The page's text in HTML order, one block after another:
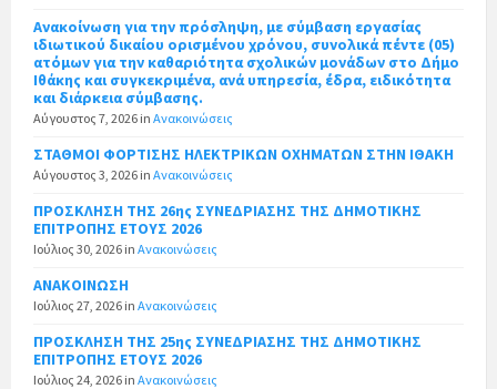
Ανακοίνωση για την πρόσληψη, με σύμβαση εργασίας
ιδιωτικού δικαίου ορισμένου χρόνου, συνολικά πέντε (05)
ατόμων για την καθαριότητα σχολικών μονάδων στο Δήμο
Ιθάκης και συγκεκριμένα, ανά υπηρεσία, έδρα, ειδικότητα
και διάρκεια σύμβασης.
Αύγουστος 7, 2026 in Ανακοινώσεις
ΣΤΑΘΜΟΙ ΦΟΡΤΙΣΗΣ ΗΛΕΚΤΡΙΚΩΝ ΟΧΗΜΑΤΩΝ ΣΤΗΝ ΙΘΑΚΗ
Αύγουστος 3, 2026 in Ανακοινώσεις
ΠΡΟΣΚΛΗΣΗ ΤΗΣ 26ης ΣΥΝΕΔΡΙΑΣΗΣ ΤΗΣ ΔΗΜΟΤΙΚΗΣ
ΕΠΙΤΡΟΠΗΣ ΕΤΟΥΣ 2026
Ιούλιος 30, 2026 in Ανακοινώσεις
ΑΝΑΚΟΙΝΩΣΗ
Ιούλιος 27, 2026 in Ανακοινώσεις
ΠΡΟΣΚΛΗΣΗ ΤΗΣ 25ης ΣΥΝΕΔΡΙΑΣΗΣ ΤΗΣ ΔΗΜΟΤΙΚΗΣ
ΕΠΙΤΡΟΠΗΣ ΕΤΟΥΣ 2026
Ιούλιος 24, 2026 in Ανακοινώσεις